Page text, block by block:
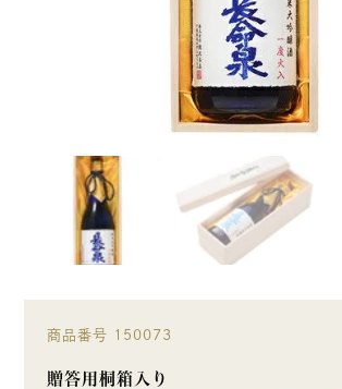
商品番号 150073
贈答用桐箱入り